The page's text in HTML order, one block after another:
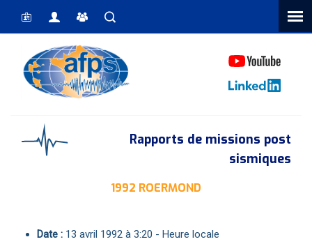
Vous êtes ici
Rapports de missions post
sismiques
1992 ROERMOND
Date :13 avril 1992 à 3:20 - Heure locale